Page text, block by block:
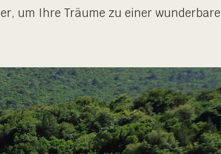
um Ihre Träume zu einer